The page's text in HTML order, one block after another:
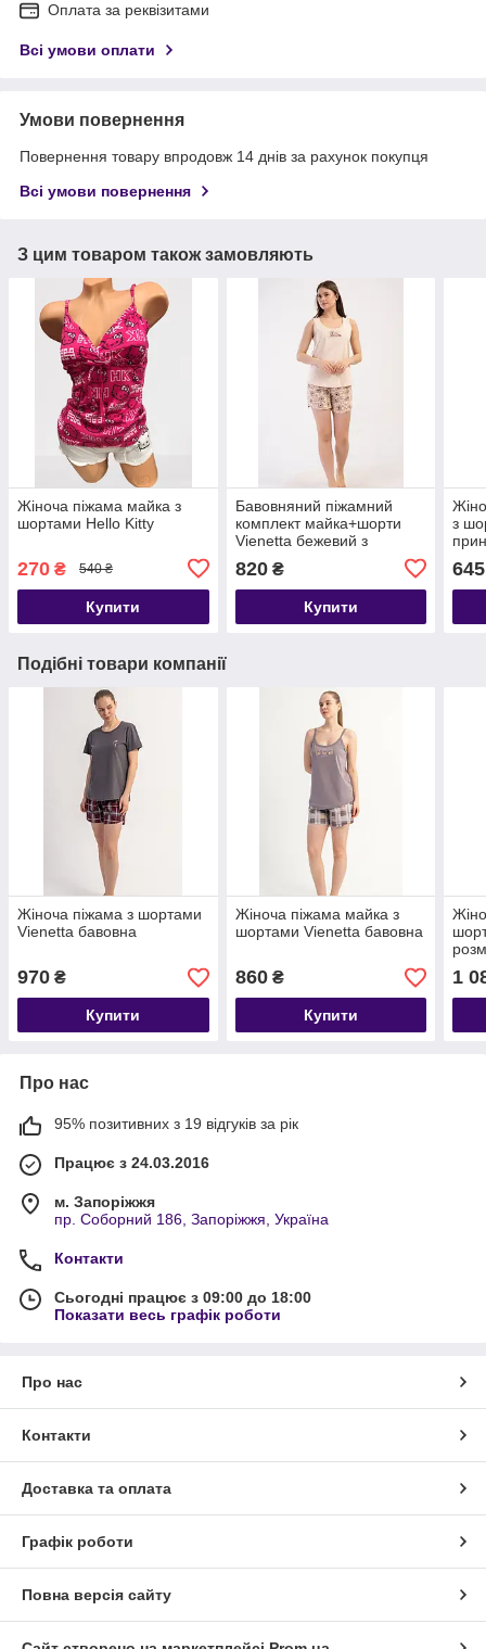
Оплата за реквізитами
Всі умови оплати
Умови повернення
Повернення товару впродовж 14 днів за рахунок покупця
Всі умови повернення
З цим товаром також замовляють
Жіноча піжама майка з
шортами Hello Kitty
270 ₴ 540 ₴
Купити
Бавовняний піжамний
комплект майка+шорти
Vienetta бежевий з
820₴
Купити
з
645
Подібні товари компанії
Жіноча піжама з шортами
Vienetta бавовна
970 ₴
Купити
Жіноча піжама майка з
шортами Vienetta бавовна
860₴
Купити
1
Про нас
95% позитивних з 19 відгуків за рік
Працює з 24.03.2016
м. Запоріжжя
пр. Соборний 186, Запоріжжя, Україна
Контакти
Сьогодні працює з 09:00 до 18:00
Показати весь графік роботи
Про нас
Контакти
Доставка та оплата
Графік роботи
Повна версія сайту